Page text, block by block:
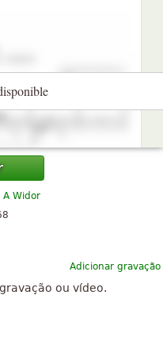
A Widor
Adicionar gravação
ou vídeo.